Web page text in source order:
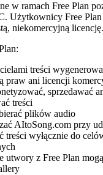
w ramach Free Plan
Użytkownicy Free Plan
niekomercyjną licencję.
treści
praw ani licencji
sprzedawać
treści
plików audio
AItoSong.com przy
treści wyłącznie do
utwory z Free Plan